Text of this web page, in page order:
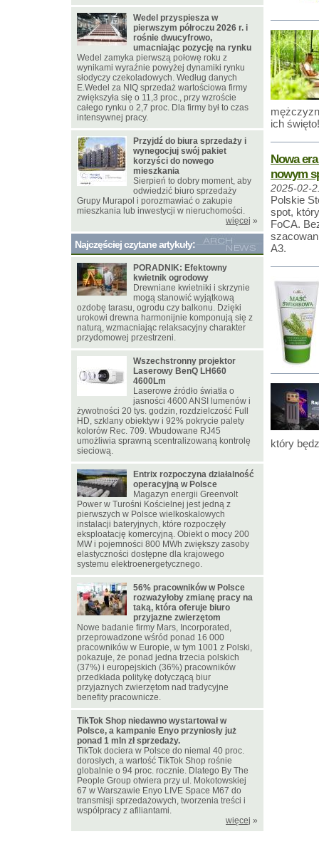
ich święto!
Nowa
nowym
2025-02-
Polskie
spot,
FoCA.
A3.
który
Wedel przyspiesza w
pierwszym półroczu 2026 r. i
rośnie dwucyfrowo,
umacniając pozycję na rynku
Wedel zamyka pierwszą połowę roku z
wynikami wyraźnie powyżej dynamiki rynku
słodyczy czekoladowych. Według danych
E.Wedel za NIQ sprzedaż wartościowa firmy
zwiększyła się o 11,3 proc., przy wzroście
całego rynku o 2,7 proc. Dla firmy był to czas
intensywnej pracy.
Przyjdź do biura sprzedaży i
wynegocjuj swój pakiet
korzyści do nowego
mieszkania
Sierpień to dobry moment, aby
odwiedzić biuro sprzedaży
Grupy Murapol i porozmawiać o zakupie
mieszkania lub inwestycji w nieruchomości.
więcej »
Najczęściej czytane artykuły:
PORADNIK: Efektowny
kwietnik ogrodowy
Drewniane kwietniki i skrzynie
mogą stanowić wyjątkową
ozdobę tarasu, ogrodu czy balkonu. Dzięki
urokowi drewna harmonijnie komponują się z
naturą, wzmacniając relaksacyjny charakter
przydomowej przestrzeni.
Wszechstronny projektor
Laserowy BenQ LH660
4600Lm
Laserowe źródło światła o
jasności 4600 ANSI lumenów i
żywotności 20 tys. godzin, rozdzielczość Full
HD, szklany obiektyw i 92% pokrycie palety
kolorów Rec. 709. Wbudowane RJ45
umożliwia sprawną scentralizowaną kontrolę
sieciową.
Entrix rozpoczyna działalność
operacyjną w Polsce
Magazyn energii Greenvolt
Power w Turośni Kościelnej jest jedną z
pierwszych w Polsce wielkoskalowych
instalacji bateryjnych, które rozpoczęły
eksploatację komercyjną. Obiekt o mocy 200
MW i pojemności 800 MWh zwiększy zasoby
elastyczności dostępne dla krajowego
systemu elektroenergetycznego.
56% pracowników w Polsce
rozważyłoby zmianę pracy na
taką, która oferuje biuro
przyjazne zwierzętom
Nowe badanie firmy Mars, Incorporated,
przeprowadzone wśród ponad 16 000
pracowników w Europie, w tym 1001 z Polski,
pokazuje, że ponad jedna trzecia polskich
(37%) i europejskich (36%) pracowników
przedkłada politykę dotyczącą biur
przyjaznych zwierzętom nad tradycyjne
benefity pracownicze.
TikTok Shop niedawno wystartował w
Polsce, a kampanie Enyo przyniosły już
ponad 1 mln zł sprzedaży.
TikTok dociera w Polsce do niemal 40 proc.
dorosłych, a wartość TikTok Shop rośnie
globalnie o 94 proc. rocznie. Dlatego By The
People Group otwiera przy ul. Mokotowskiej
67 w Warszawie Enyo LIVE Space M67 do
transmisji sprzedażowych, tworzenia treści i
współpracy z afiliantami.
więcej »